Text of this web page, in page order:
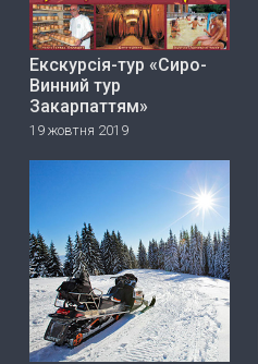
Екскурсія-тур «Сиро-
Винний тур
Закарпаттям»
19 жовтня 2019